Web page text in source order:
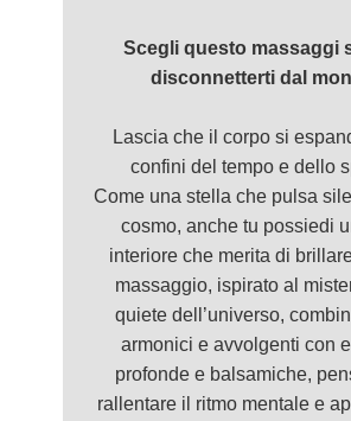
Scegli questo massaggi
disconnetterti dal
Lascia che il corpo si
confini del tempo e dello
Come una stella che pulsa
cosmo, anche tu possiedi
interiore che merita di
massaggio, ispirato al
quiete dell’universo,
armonici e avvolgenti con
profonde e balsamiche,
rallentare il ritmo mentale e